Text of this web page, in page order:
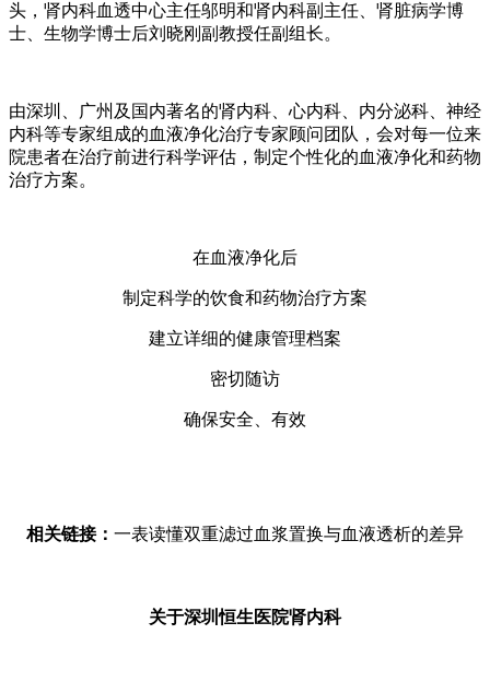
头，肾内科血透中心主任邬明和肾内科副主任、肾脏病学博
士、生物学博士后刘晓刚副教授任副组长。
由深圳、广州及国内著名的肾内科、心内科、内分泌科、神经
内科等专家组成的血液净化治疗专家顾问团队，会对每一位来
院患者在治疗前进行科学评估，制定个性化的血液净化和药物
治疗方案。
在血液净化后
制定科学的饮食和药物治疗方案
建立详细的健康管理档案
密切随访
确保安全、有效
相关链接： 一表读懂双重滤过血浆置换与血液透析的差异
关于深圳恒生医院肾内科